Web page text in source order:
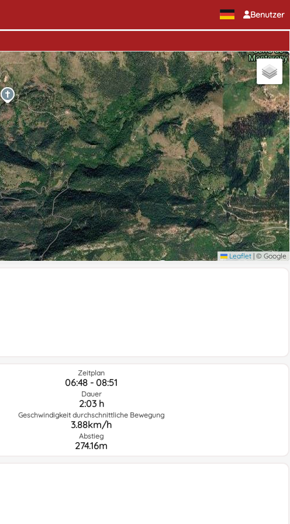
Benutzer
Leaflet | © Google
Zeitplan
06:48 - 08:51
Dauer
2:03 h
Geschwindigkeit durchschnittliche Bewegung
3.88km/h
Abstieg
274.16m